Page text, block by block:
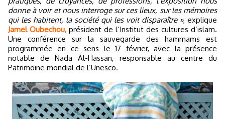
donne à voir et nous interroge sur ces lieux, sur les mémoires
qui les habitent, la société qui les voit disparaître », explique
Jamel Oubechou, président de l’Institut des cultures d’islam.
Une conférence sur la sauvegarde des hammams est
programmée en ce sens le 17 février, avec la présence
notable de Nada Al-Hassan, responsable au centre du
Patrimoine mondial de l’Unesco.